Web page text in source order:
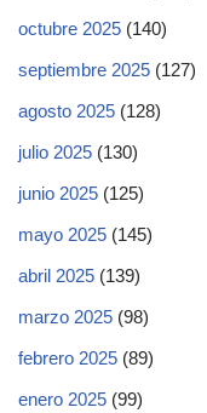
octubre 2025 (140)
septiembre 2025 (127)
agosto 2025 (128)
julio 2025 (130)
junio 2025 (125)
mayo 2025 (145)
abril 2025 (139)
marzo 2025 (98)
febrero 2025 (89)
enero 2025 (99)